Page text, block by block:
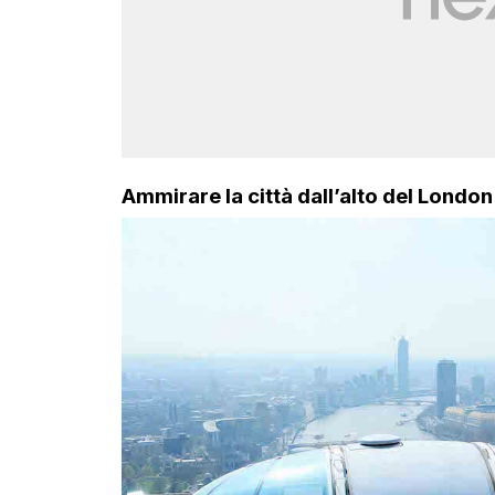
Ammirare la città dall’alto del London